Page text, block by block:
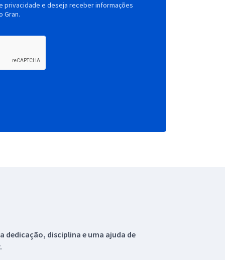
privacidade e deseja receber informações
Gran.
dedicação, disciplina e uma ajuda de